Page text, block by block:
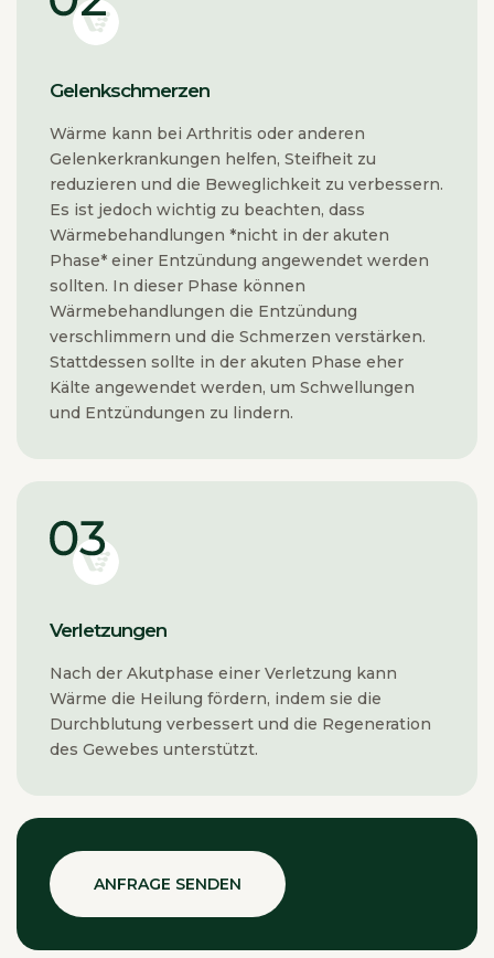
Gelenkschmerzen
Wärme kann bei Arthritis oder anderen
Gelenkerkrankungen helfen, Steifheit zu
reduzieren und die Beweglichkeit zu verbessern.
Es ist jedoch wichtig zu beachten, dass
Wärmebehandlungen *nicht in der akuten
Phase* einer Entzündung angewendet werden
sollten. In dieser Phase können
Wärmebehandlungen die Entzündung
verschlimmern und die Schmerzen verstärken.
Stattdessen sollte in der akuten Phase eher
Kälte angewendet werden, um Schwellungen
und Entzündungen zu lindern.
Verletzungen
Nach der Akutphase einer Verletzung kann
Wärme die Heilung fördern, indem sie die
Durchblutung verbessert und die Regeneration
des Gewebes unterstützt.
ANFRAGE SENDEN